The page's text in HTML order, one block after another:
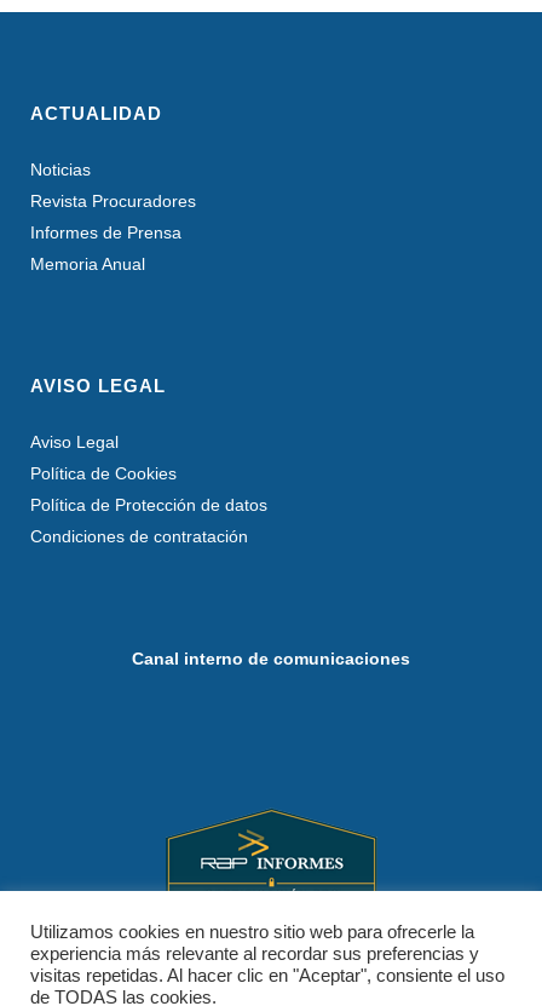
ACTUALIDAD
Noticias
Revista Procuradores
Informes de Prensa
Memoria Anual
AVISO LEGAL
Aviso Legal
Política de Cookies
Política de Protección de datos
Condiciones de contratación
Canal interno de comunicaciones
Utilizamos cookies en nuestro sitio web para ofrecerle la
experiencia más relevante al recordar sus preferencias y
visitas repetidas. Al hacer clic en "Aceptar", consiente el uso
de TODAS las cookies.